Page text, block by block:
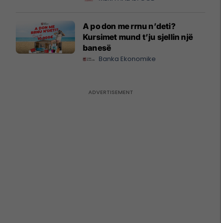
A po don me rrnu n’deti?
Kursimet mund t’ju sjellin një
banesë
Banka Ekonomike